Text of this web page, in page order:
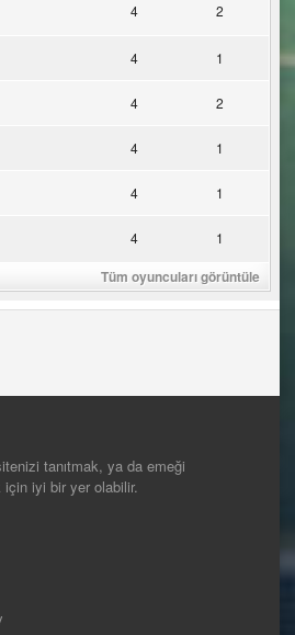
4 2
4 1
4 2
4 1
4 1
4 1
Tüm oyuncuları görüntüle
tanıtmak, ya da emeği
iyi bir yer olabilir.